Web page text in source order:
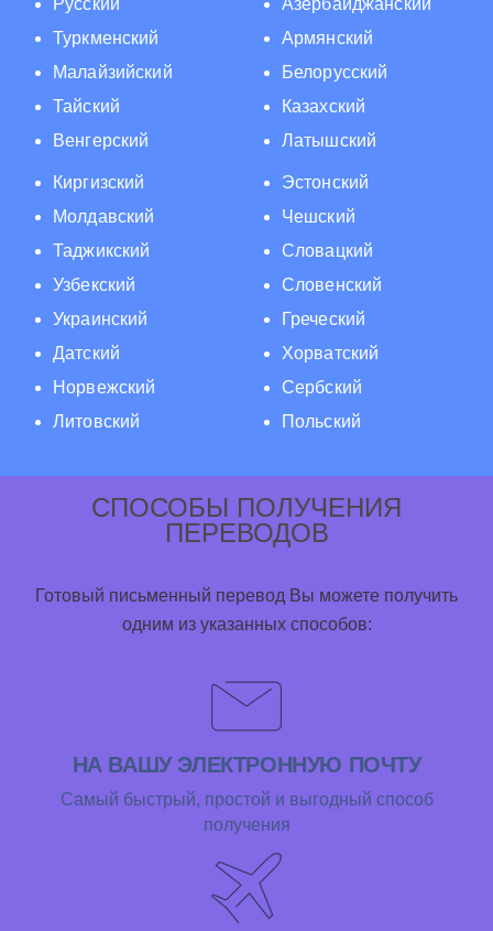
Русский
Туркменский
Малайзийский
Тайский
Венгерский
Азербайджанский
Армянский
Белорусский
Казахский
Латышский
Киргизский
Молдавский
Таджикский
Узбекский
Украинский
Датский
Норвежский
Литовский
Эстонский
Чешский
Словацкий
Словенский
Греческий
Хорватский
Сербский
Польский
СПОСОБЫ ПОЛУЧЕНИЯ
ПЕРЕВОДОВ
Готовый письменный перевод Вы можете получить
одним из указанных способов:
НА ВАШУ ЭЛЕКТРОННУЮ ПОЧТУ
Самый быстрый, простой и выгодный способ
получения